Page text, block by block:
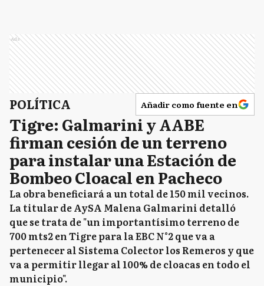
Ads
POLÍTICA Añadir como fuente en
Tigre: Galmarini y AABE
firman cesión de un terreno
para instalar una Estación de
Bombeo Cloacal en Pacheco
La obra beneficiará a un total de 150 mil vecinos.
La titular de AySA Malena Galmarini detalló
que se trata de "un importantísimo terreno de
700 mts2 en Tigre para la EBC N°2 que va a
pertenecer al Sistema Colector los Remeros y que
va a permitir llegar al 100% de cloacas en todo el
municipio".